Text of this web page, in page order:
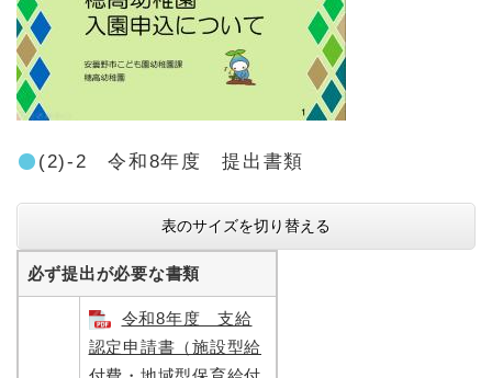
(2)-2 令和8年度 提出書類
表のサイズを切り替える
必ず提出が必要な書類
令和8年度 支給
認定申請書（施設型給